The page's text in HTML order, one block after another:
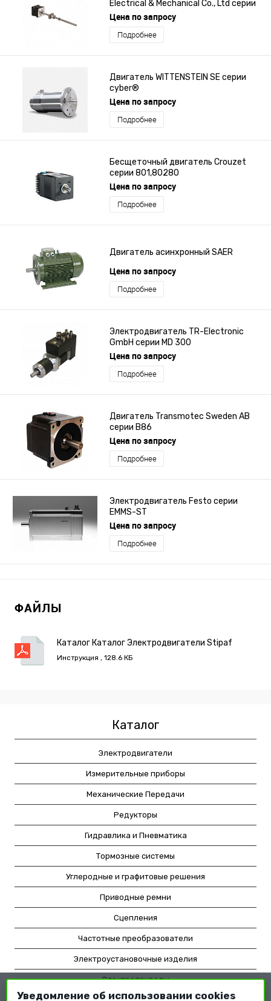
Electrical & Mechanical Co., Ltd серии
14E2xxx
Цена по запросу
Подробнее
Двигатель WITTENSTEIN SE серии
cyber®
Цена по запросу
Подробнее
Бесщеточный двигатель Crouzet
серии 801,80280
Цена по запросу
Подробнее
Двигатель асинхронный SAER
Цена по запросу
Подробнее
Электродвигатель TR-Electronic
GmbH серии MD 300
Цена по запросу
Подробнее
Двигатель Transmotec Sweden AB
серии B86
Цена по запросу
Подробнее
Электродвигатель Festo серии
EMMS-ST
Цена по запросу
Подробнее
ФАЙЛЫ
Каталог Каталог Электродвигатели Stipaf
Muraro L3B.pdf
Инструкция , 128.6 КБ
Каталог
Электродвигатели
Измерительные приборы
Механические Передачи
Редукторы
Гидравлика и Пневматика
Тормозные системы
Углеродные и графитовые решения
Приводные ремни
Сцепления
Частотные преобразователи
Электроустановочные изделия
Электроприводы
Уведомление об использовании cookies